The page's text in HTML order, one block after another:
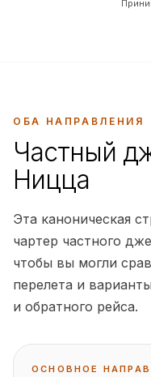
ОБА НАПРАВЛЕНИЯ
Частный
Ницца
Эта каноническая
чартер частного
чтобы вы могли
перелета и
и обратного рейса.
ОСНОВНОЕ